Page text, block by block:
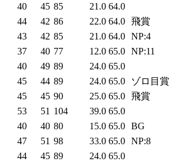
40 45 85 21.0 64.0
44 42 86 22.0 64.0 飛賞
43 42 85 21.0 64.0 NP:4
37 40 77 12.0 65.0 NP:11
40 49 89 24.0 65.0
45 44 89 24.0 65.0
ゾロ目賞
45 45 90 25.0 65.0 飛賞
53 51 104 39.0 65.0
40 40 80 15.0 65.0 BG
47 51 98 33.0 65.0 NP:8
44 45 89 24.0 65.0